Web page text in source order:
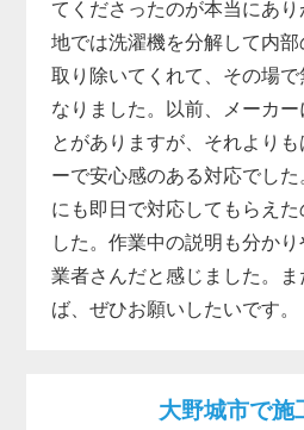
てくださったのが本当にあ
地では洗濯機を分解して内部
取り除いてくれて、その場
なりました。以前、メーカー
とがありますが、それより
ーで安心感のある対応でし
にも即日で対応してもらえた
した。作業中の説明も分か
業者さんだと感じました。
ば、ぜひお願いしたいです。
大野城市で